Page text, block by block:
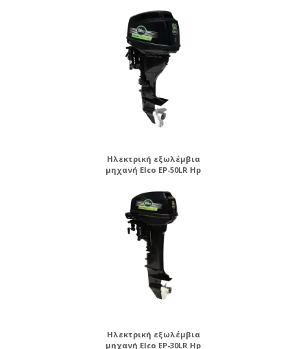
Ηλεκτρική εξωλέμβια
μηχανή Elco EP-50LR Hp
Ηλεκτρική εξωλέμβια
μηχανή Elco EP-30LR Hp